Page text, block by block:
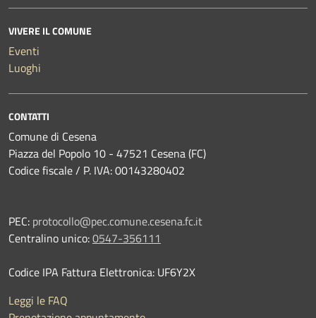
VIVERE IL COMUNE
Eventi
Luoghi
CONTATTI
Comune di Cesena
Piazza del Popolo 10 - 47521 Cesena (FC)
Codice fiscale / P. IVA: 00143280402
PEC: protocollo@pec.comune.cesena.fc.it
Centralino unico:0547-356111
Codice IPA Fattura Elettronica: UF6Y2X
Leggi le FAQ